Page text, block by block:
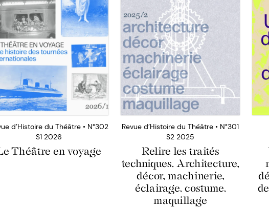
d’Histoire du Théâtre • N°302
S1 2026
Théâtre en voyage
Revue d’Histoire du Théâtre • N°301
S2 2025
Relire les traités
techniques. Architecture,
décor, machinerie,
éclairage, costume,
maquillage